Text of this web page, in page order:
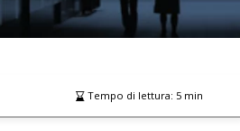
Tempo di lettura: 5min